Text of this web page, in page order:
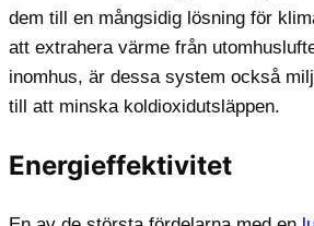
dem till en mångsidig lösning för
att extrahera värme från
inomhus, är dessa system också
till att minska koldioxidutsläppen.
Energieffektivitet